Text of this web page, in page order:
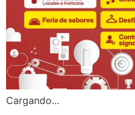
Cargando…